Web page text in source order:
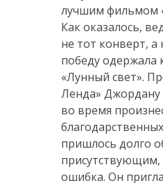
лучшим фильмом
Как оказалось,
не тот конверт, а
победу одержала
«Лунный свет».
Ленда» Джордану
во время
пришлось долго
ошибка. Он